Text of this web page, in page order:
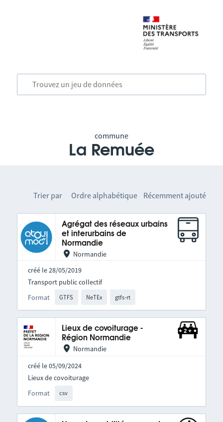
commune
La Remuée
Trier par Ordre alphabétique Récemment ajouté
Agrégat des réseaux urbains
et interurbains de
Normandie
Normandie
créé le 28/05/2019
Format GTFS NeTEx gtfs-rt
Transport public collectif
Lieux de covoiturage -
Région Normandie
Normandie
créé le 05/09/2024
Format csv
Lieux de covoiturage